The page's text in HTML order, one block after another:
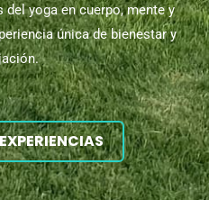
yoga en cuerpo, mente y
única de bienestar y